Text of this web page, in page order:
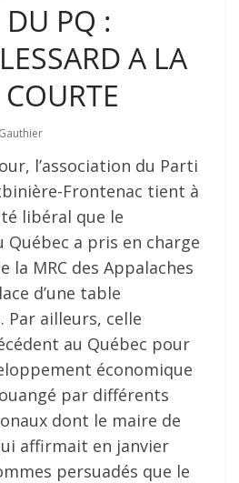
DU PQ :
A LA
l’association du Parti
Frontenac tient à
libéral que le
Québec a pris en charge
la MRC des Appalaches
d’une table
ailleurs, celle
au Québec pour
économique
par différents
dont le maire de
affirmait en janvier
persuadés que le